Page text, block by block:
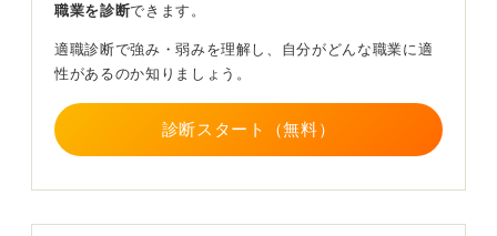
で昇給・昇進できる環境が整っています。
身に付けるべき力も多い！ 理想のキャリアを考えよ
う
く、福利厚生も手厚いという利点があります。
職業を診断できます。
適職診断で強み・弱みを理解し、自分がどんな職業に適
性があるのか知りましょう。
診断スタート（無料）